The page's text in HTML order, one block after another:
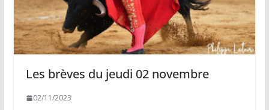
Les brèves du jeudi 02 novembre
02/11/2023